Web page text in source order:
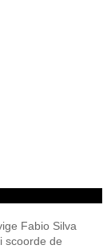
Fabio Silva
scoorde de